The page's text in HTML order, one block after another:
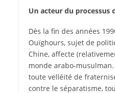
Un acteur du processus
Dès la fin des années
Ouïghours, sujet de
Chine, affecte
monde arabo-
toute velléité de
contre le séparatisme,